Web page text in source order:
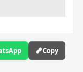
Copy